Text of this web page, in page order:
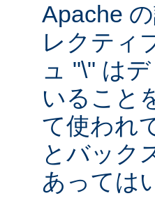
Apache
レクティ
ュ "\" は
いること
て使われ
とバック
あっては